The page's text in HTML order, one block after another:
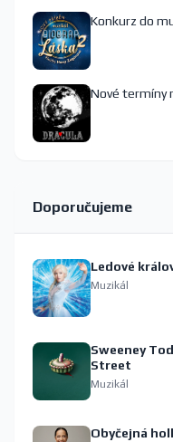
Konkurz do
Nové termíny
Doporučujeme
Ledové
Muzikál
Sweeney
Street
Muzikál
Obyčejná